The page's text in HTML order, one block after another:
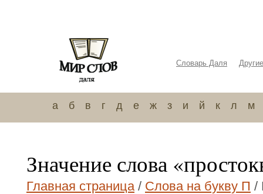
Словарь Даля
а б в г д е ж з и й к л м
Значение слова
Главная страница/ Слова на букву П /